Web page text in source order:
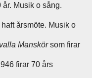
Musik o sång.
årsmöte. Musik o
Manskörsom firar
firar 70 års